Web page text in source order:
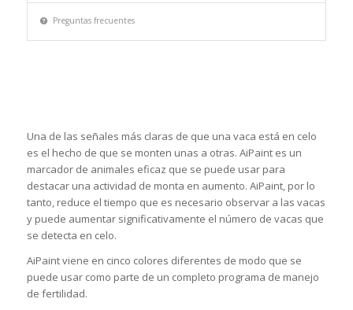
Preguntas frecuentes
Una de las señales más claras de que una vaca está en celo
es el hecho de que se monten unas a otras. AiPaint es un
marcador de animales eficaz que se puede usar para
destacar una actividad de monta en aumento. AiPaint, por lo
tanto, reduce el tiempo que es necesario observar a las vacas
y puede aumentar significativamente el número de vacas que
se detecta en celo.
AiPaint viene en cinco colores diferentes de modo que se
puede usar como parte de un completo programa de manejo
de fertilidad.